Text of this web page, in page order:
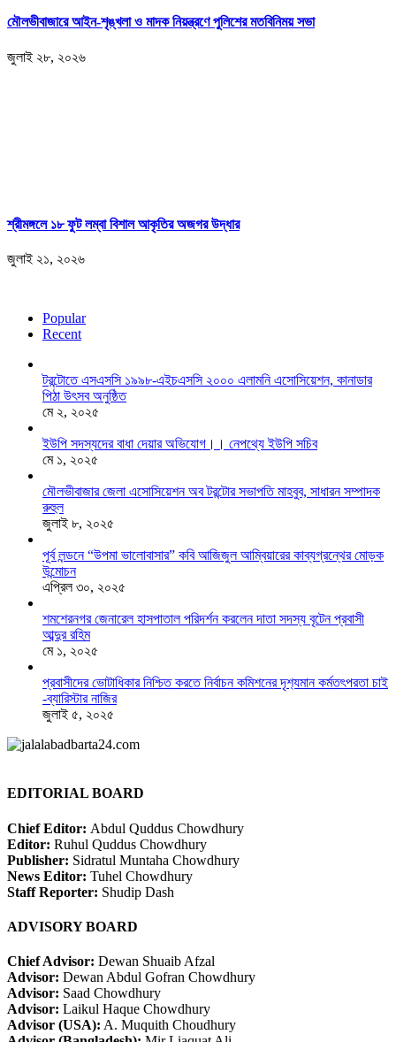
মৌলভীবাজারে আইন-শৃঙ্খলা ও মাদক নিয়ন্ত্রণে পুলিশের মতবিনিময় সভা
জুলাই ২৮, ২০২৬
শ্রীমঙ্গলে ১৮ ফুট লম্বা বিশাল আকৃতির অজগর উদ্ধার
জুলাই ২১, ২০২৬
Popular
Recent
টরন্টোতে এসএসসি ১৯৯৮-এইচএসসি ২০০০ এলামনি এসোসিয়েশন, কানাডার
পিঠা উৎসব অনুষ্ঠিত
মে ২, ২০২৫
ইউপি সদস্যদের বাধা দেয়ার অভিযোগ।। নেপথ্যে ইউপি সচিব
মে ১, ২০২৫
মৌলভীবাজার জেলা এসোসিয়েশন অব টরন্টোর সভাপতি মাহবুব, সাধারন সম্পাদক
রুহুল
জুলাই ৮, ২০২৫
পূর্ব লন্ডনে “উপমা ভালোবাসার” কবি আজিজুল আম্বিয়ারের কাব্যগ্রন্থের মোড়ক
উন্মোচন
এপ্রিল ৩০, ২০২৫
শমশেরনগর জেনারেল হাসপাতাল পরিদর্শন করলেন দাতা সদস্য বৃটেন প্রবাসী
আব্দুর রহিম
মে ১, ২০২৫
প্রবাসীদের ভোটাধিকার নিশ্চিত করতে নির্বাচন কমিশনের দৃশ‍্যমান কর্মতৎপরতা চাই
-ব্যারিস্টার নাজির
জুলাই ৫, ২০২৫
EDITORIAL BOARD
Chief Editor: Abdul Quddus Chowdhury
Editor: Ruhul Quddus Chowdhury
Publisher: Sidratul Muntaha Chowdhury
News Editor: Tuhel Chowdhury
Staff Reporter: Shudip Dash
ADVISORY BOARD
Chief Advisor: Dewan Shuaib Afzal
Advisor: Dewan Abdul Gofran Chowdhury
Advisor: Saad Chowdhury
Advisor: Laikul Haque Chowdhury
Advisor (USA): A. Muquith Choudhury